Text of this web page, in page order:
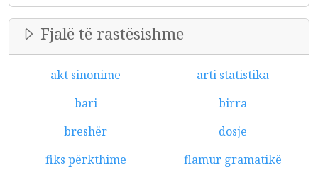
Fjalë të rastësishme
akt sinonime
arti statistika
bari
birra
breshër
dosje
fiks përkthime
flamur gramatikë